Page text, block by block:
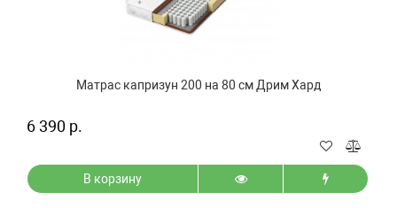
Матрас капризун 200 на 80 см Дрим Хард
6 390 р.
В корзину